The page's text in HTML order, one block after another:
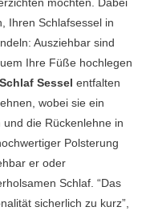
möchten. Dabei
Ihren Schlafsessel in
Ausziehbar sind
Ihre Füße hochlegen
Schlaf Sessel entfalten
wobei sie ein
und die Rückenlehne in
Polsterung
er oder
Schlaf. “Das
sicherlich zu kurz”,